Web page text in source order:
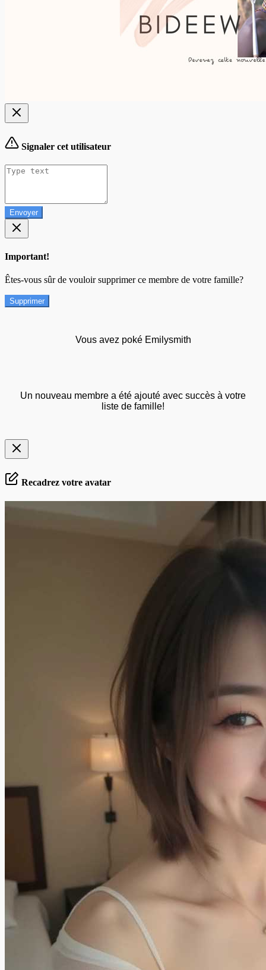
Signaler cet utilisateur
Envoyer
Important!
Êtes-vous sûr de vouloir supprimer ce membre de votre famille?
Supprimer
Vous avez poké Emilysmith
Un nouveau membre a été ajouté avec succès à votre
liste de famille!
Recadrez votre avatar